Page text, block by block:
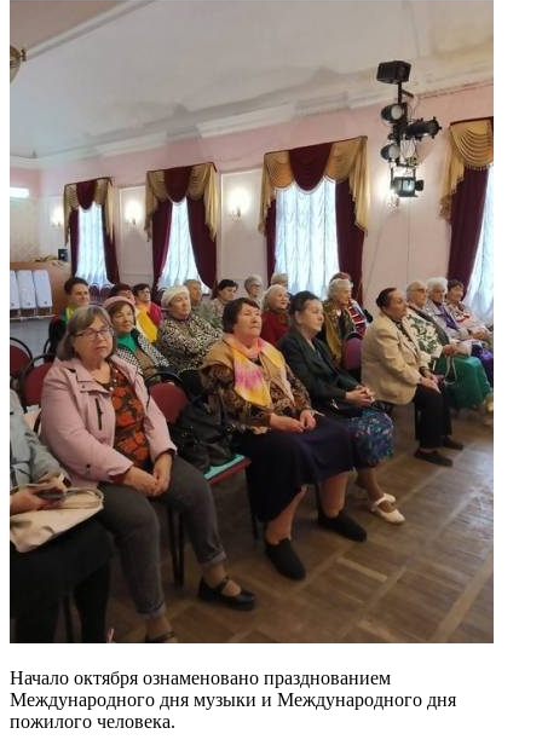
Начало октября ознаменовано празднованием
Международного дня музыки и Международного дня
пожилого человека.